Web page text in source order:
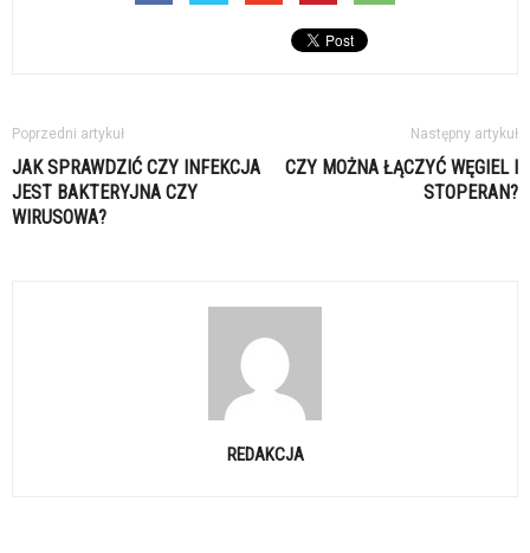
Poprzedni artykuł
JAK SPRAWDZIĆ CZY INFEKCJA
JEST BAKTERYJNA CZY
WIRUSOWA?
Następny artykuł
CZY MOŻNA ŁĄCZYĆ WĘGIEL I
STOPERAN?
REDAKCJA